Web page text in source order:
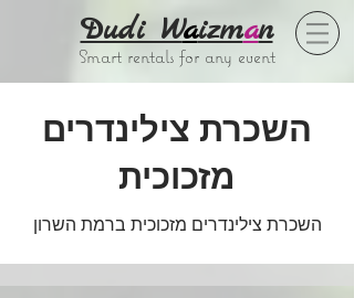
Dudi Waizman
Smart rentals for any event
השכרת צילינדרים
מזכוכית
השכרת צילינדרים מזכוכית ברמת השרון